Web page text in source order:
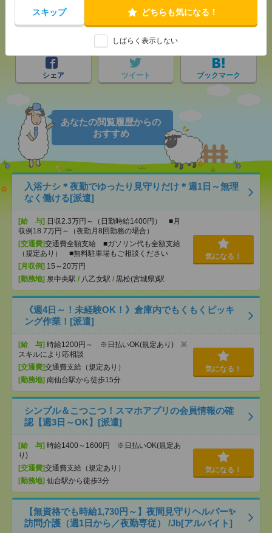
スキップ どちらも気になる！
しばらく表示しない
で送る
シェア ツイート ブックマーク
あなたの閲覧履歴からの
おすすめ
入浴ナシ＊夜勤でゆったり見守りだけ＊週1日～無理
なく働ける[派遣]
[給 与] 日収2.3万円～（日勤時給1400円） ■月
収例18.7万円～（夜勤月8回勤務の場合）
[交通費]交通費全額支給 ■ガソリン代も全額支給
（規定あり） ■無料駐車場もご相談ください
[月収例] 15～20万円
[勤務地] 泉中央駅 / 八乙女駅 / 黒松(宮城県)駅
気になる！
《週4日～！未経験OK！》倉庫内でもくもくピッキ
ング作業！[派遣]
[給 与] 時給1200円～ ※日払いOK(規定あり) ※
スキルにより応相談
[交通費]交通費支給（規定あり）
[勤務地] 南仙台駅から徒歩15分
気になる！
シンプル＆こつこつ！スマホアプリの会員情報の確
認【週3日～OK】[派遣]
[給 与] 時給1400～1600円 ※日払いOK(規定あ
り)
[交通費]交通費支給（規定あり）
[勤務地] 仙台駅から徒歩3分
気になる！
【無資格でも時給1,730円～】夜間見守りヘルパー✨
訪問介護（週1日から／夜勤専従） /Jb[アルバイト]